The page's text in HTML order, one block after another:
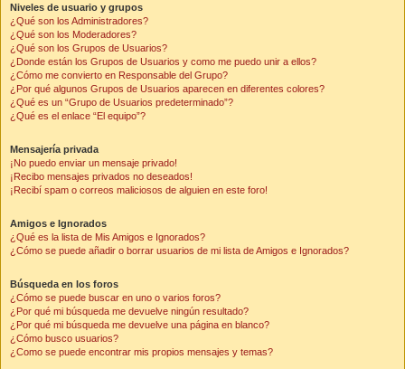
Niveles de usuario y grupos
¿Qué son los Administradores?
¿Qué son los Moderadores?
¿Qué son los Grupos de Usuarios?
¿Donde están los Grupos de Usuarios y como me puedo unir a ellos?
¿Cómo me convierto en Responsable del Grupo?
¿Por qué algunos Grupos de Usuarios aparecen en diferentes colores?
¿Qué es un “Grupo de Usuarios predeterminado”?
¿Qué es el enlace “El equipo”?
Mensajería privada
¡No puedo enviar un mensaje privado!
¡Recibo mensajes privados no deseados!
¡Recibí spam o correos maliciosos de alguien en este foro!
Amigos e Ignorados
¿Qué es la lista de Mis Amigos e Ignorados?
¿Cómo se puede añadir o borrar usuarios de mi lista de Amigos e Ignorados?
Búsqueda en los foros
¿Cómo se puede buscar en uno o varios foros?
¿Por qué mi búsqueda me devuelve ningún resultado?
¿Por qué mi búsqueda me devuelve una página en blanco?
¿Cómo busco usuarios?
¿Como se puede encontrar mis propios mensajes y temas?